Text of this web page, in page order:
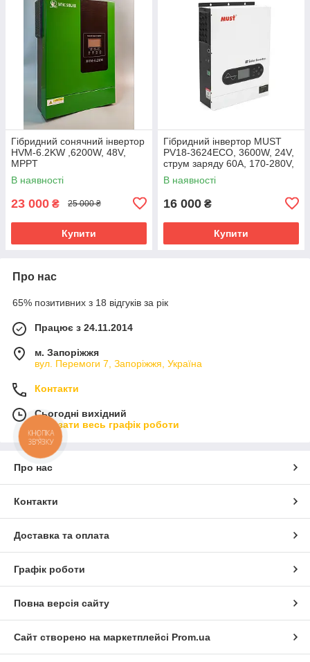
Гібридний сонячний інвертор
HVM-6.2KW ,6200W, 48V,
MPPT
В наявності
23 000 ₴ 25 000 ₴
Купити
Гібридний інвертор MUST
PV18-3624ECO, 3600W, 24V,
струм заряду 60A, 170-280V,
MPPT (100А, 30-320 Vdc)
В наявності
16 000 ₴
Купити
Про нас
65% позитивних з 18 відгуків за рік
Працює з 24.11.2014
м. Запоріжжя
вул. Перемоги 7, Запоріжжя, Україна
Контакти
Сьогодні вихідний
Показати весь графік роботи
Про нас
Контакти
Доставка та оплата
Графік роботи
Повна версія сайту
Сайт створено на маркетплейсі Prom.ua
КНОПКА
ЗВ'ЯЗКУ